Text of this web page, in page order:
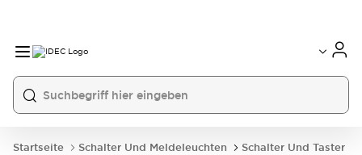
Startseite Schalter Und Meldeleuchten
Schalter Und Taster